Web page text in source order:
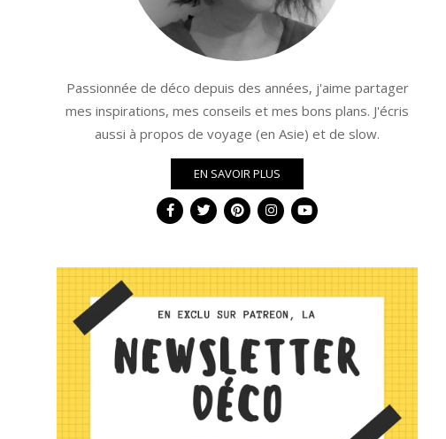
Passionnée de déco depuis des années, j'aime partager
mes inspirations, mes conseils et mes bons plans. J'écris
aussi à propos de voyage (en Asie) et de slow.
EN SAVOIR PLUS